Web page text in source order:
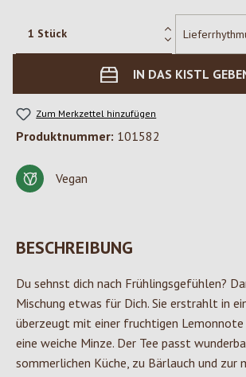
IN DAS KISTL
Zum Merkzettel hinzufügen
Produktnummer: 101582
Vegan
BESCHREIBUNG
Du sehnst dich nach Frühlingsgefühlen?
Mischung etwas für Dich. Sie erstrahlt in
überzeugt mit einer fruchtigen
eine weiche Minze. Der Tee passt
sommerlichen Küche, zu Bärlauch und zur